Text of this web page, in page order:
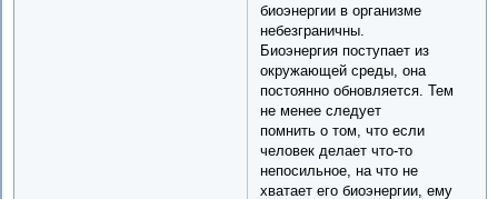
биоэнергии в организме
небезграничны.
Биоэнергия поступает из
окружающей среды, она
постоянно обновляется. Тем
не менее следует
помнить о том, что если
человек делает что-то
непосильное, на что не
хватает его биоэнергии, ему